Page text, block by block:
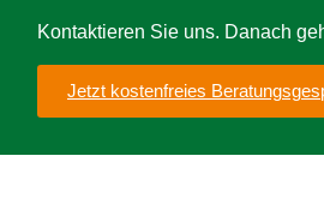
Kontaktieren Sie uns. Danach
Jetzt kostenfreies